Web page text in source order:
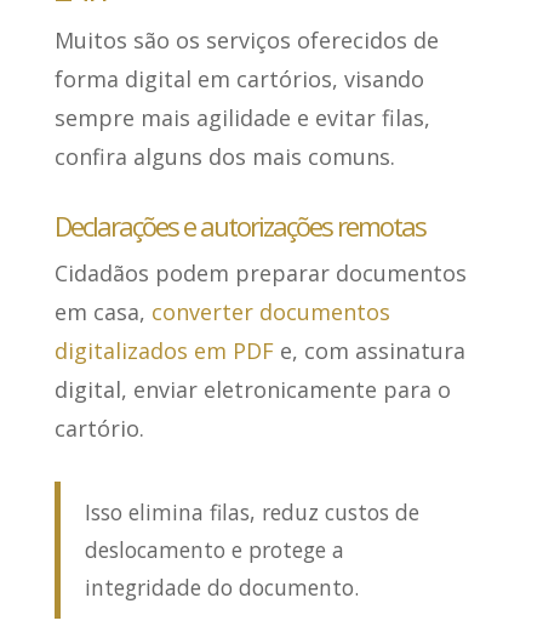
Muitos são os serviços oferecidos de
forma digital em cartórios, visando
sempre mais agilidade e evitar filas,
confira alguns dos mais comuns.
Declarações e autorizações remotas
Cidadãos podem preparar documentos
em casa, converter documentos
digitalizados em PDFe, com assinatura
digital, enviar eletronicamente para o
cartório.
Isso elimina filas, reduz custos de
deslocamento e protege a
integridade do documento.